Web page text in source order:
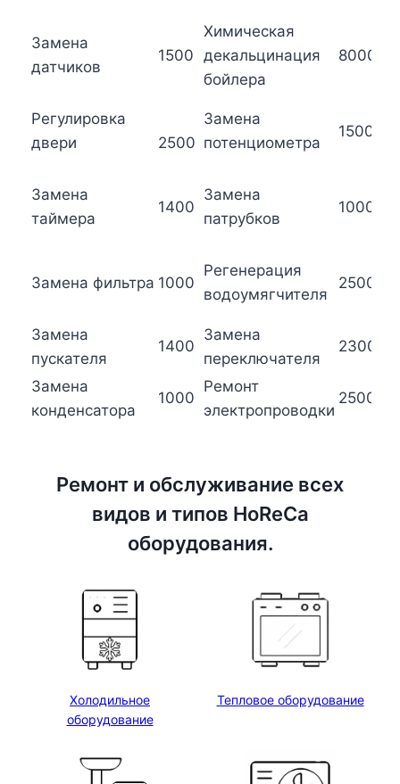
Замена
датчиков
1500
Химическая
декальцинация
бойлера
8000
Регулировка
двери
2500
Замена
потенциометра
1500
Замена
таймера
1400
Замена
патрубков
1000
Замена фильтра 1000
Регенерация
водоумягчителя
2500
Замена
пускателя
1400
Замена
переключателя
2300
Замена
конденсатора
1000
Ремонт
электропроводки
2500
Ремонт и обслуживание всех
видов и типов HoReCa
оборудования.
Холодильное
оборудование
Тепловое оборудование